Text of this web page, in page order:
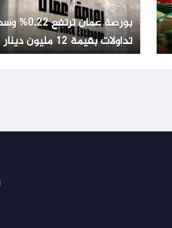
بورصة عمان ترتفع
تداولات بقيمة 12 مليون دينار